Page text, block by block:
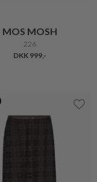
MOS MOSH
226
DKK 999,-